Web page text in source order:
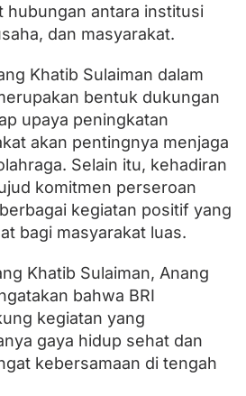
hubungan antara institusi
dan masyarakat.
Khatib Sulaiman dalam
bentuk dukungan
upaya peningkatan
akan pentingnya menjaga
Selain itu, kehadiran
komitmen perseroan
kegiatan positif yang
bagi masyarakat luas.
Khatib Sulaiman, Anang
bahwa BRI
kegiatan yang
gaya hidup sehat dan
kebersamaan di tengah